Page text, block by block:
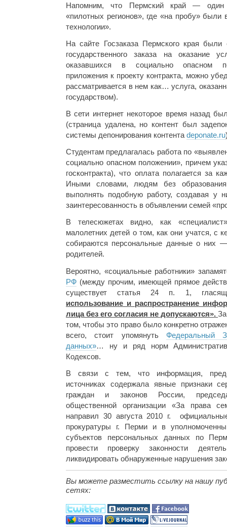
Напомним, что Пермский край — один
«пилотных регионов», где «на пробу»
технологии».
На сайте Госзаказа Пермского края были
государственного заказа на оказание
оказавшихся в социально опасном
приложения к проекту контракта, можно
рассматривается в нем как… услуга,
государством).
В сети интернет некоторое время назад
(страница удалена, но контент был
системы депонирования контента deponate.ru
Студентам предлагалась работа по
социально опасном положении», причем
госконтракта), что оплата полагается за
Иными словами, людям без
выполнять подобную работу, создавая у
заинтересованность в объявлении семей
В телесюжетах видно, как
малолетних детей о том, как они учатся, с
собираются персональные данные о них
родителей.
Вероятно, «социальные работники»
РФ (между прочим, имеющей прямое
существует статья 24 п. 1,
использование и распространение
лица без его согласия не допускаются».
том, чтобы это право было конкретно
всего, стоит упомянуть Федеральный
данных»… ну и ряд норм
Кодексов.
В связи с тем, что информация,
источниках содержала явные признаки
граждан и законов России,
общественной организации «За права
направил 30 августа 2010 г.
прокуратуры г. Перми и в
субъектов персональных данных по
провести проверку законности
ликвидировать обнаруженные нарушения
Вы можете разместить ссылку на нашу
сетях: